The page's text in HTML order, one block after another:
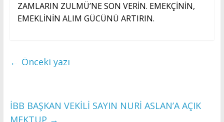
ZAMLARIN ZULMÜ’NE SON VERİN. EMEKÇİNİN,
EMEKLİNİN ALIM GÜCÜNÜ ARTIRIN.
← Önceki yazı
İBB BAŞKAN VEKİLİ SAYIN NURİ ASLAN’A AÇIK
MEKTUP →